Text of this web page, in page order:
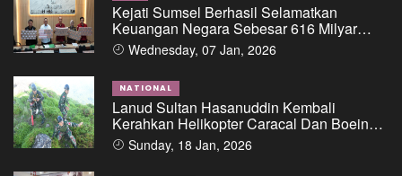
Kejati Sumsel Berhasil Selamatkan
Keuangan Negara Sebesar 616 Milyar
Dalam Perkara Dugaan Tipikor Pemberian
Fasilitas Pinjaman/Kredit Dari Salah Satu
Bank Pemerintah Kepada PT. BSS Dan PT.
SAL
Wednesday, 07 Jan, 2026
NATIONAL
Lanud Sultan Hasanuddin Kembali
Kerahkan Helikopter Caracal Dan Boeing
Intai Strategis, Lokasi Jatuhnya Pesawat
ATR 42-500 Berhasil Diidentifikasi
Sunday, 18 Jan, 2026